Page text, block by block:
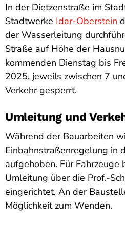
In der Dietzenstraße im
Stadtwerke Idar-Oberstein
der Wasserleitung
Straße auf Höhe der
kommenden Dienstag bis
2025, jeweils zwischen 7
Verkehr gesperrt.
Umleitung und
Während der Bauarbeiten
Einbahnstraßenregelung in
aufgehoben. Für Fahrzeuge
Umleitung über die Prof.-
eingerichtet. An der
Möglichkeit zum Wenden.